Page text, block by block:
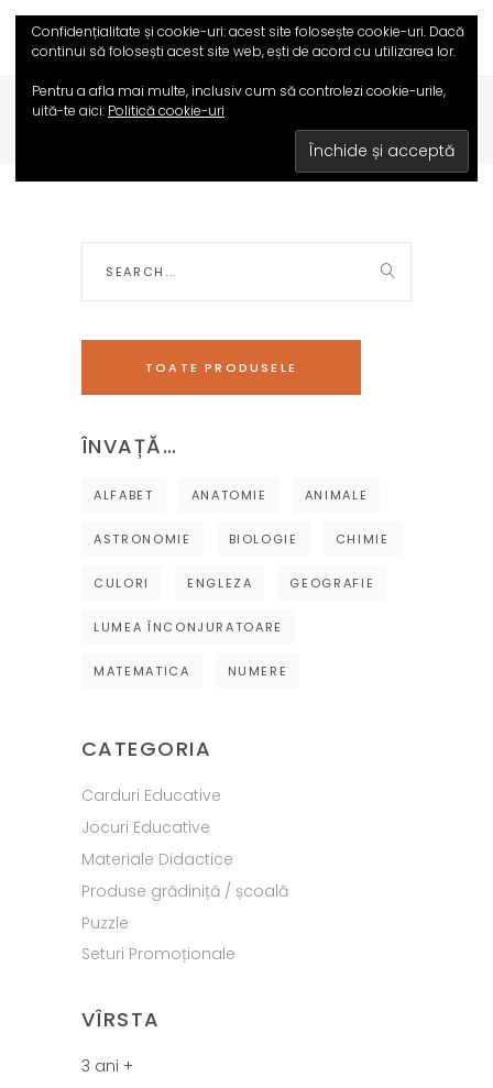
HOME/MAGAZIN
TOATE PRODUSELE
ÎNVAȚĂ…
ALFABET ANATOMIE ANIMALE
ASTRONOMIE BIOLOGIE CHIMIE
CULORI ENGLEZA GEOGRAFIE
LUMEA ÎNCONJURATOARE
MATEMATICA NUMERE
CATEGORIA
Carduri Educative
Jocuri Educative
Materiale Didactice
Produse grădiniță / școală
Puzzle
Seturi Promoționale
VÎRSTA
3 ani +
Confidențialitate și cookie-uri: acest site folosește cookie-uri. Dacă
continui să folosești acest site web, ești de acord cu utilizarea lor.
Pentru a afla mai multe, inclusiv cum să controlezi cookie-urile,
uită-te aici: Politică cookie-uri